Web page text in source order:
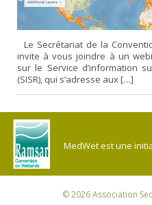
Le Secrétariat de la
invite à vous joindre à un
sur le Service d’information
(SISR), qui s’adresse aux […]
MedWet est une
© 2026Association